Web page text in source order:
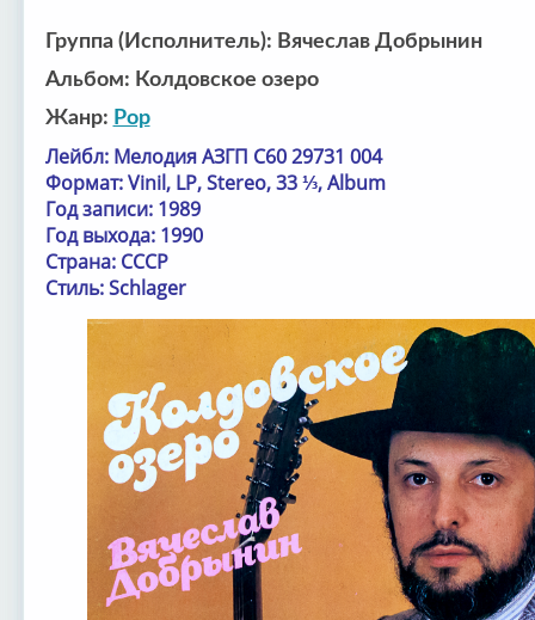
Группа (Исполнитель): Вячеслав Добрынин
Альбом: Колдовское озеро
Жанр: Pop
Лейбл: Мелодия АЗГП С60 29731 004
Формат: Vinil, LP, Stereo, 33 ⅓, Album
Год записи: 1989
Год выхода: 1990
Страна: СССР
Стиль: Schlager